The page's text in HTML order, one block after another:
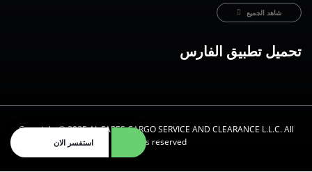
شاهد الجميع
تحميل تطبيق الفارس
Copyright ©️ 2025 AL FARES CARGO SERVICE AND CLEARANCE L.L.C. All
rights reserved.
استفسر الان